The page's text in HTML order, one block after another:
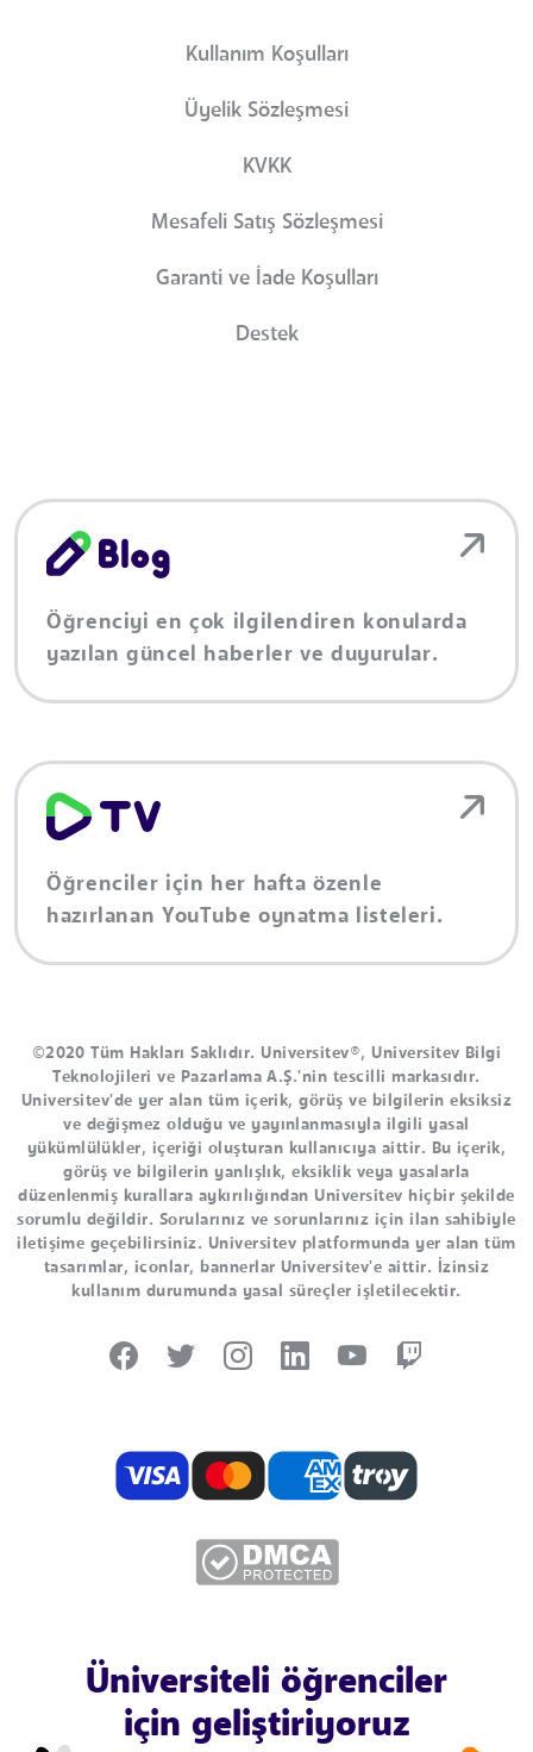
Kullanım Koşulları
Üyelik Sözleşmesi
KVKK
Mesafeli Satış Sözleşmesi
Garanti ve İade Koşulları
Destek
Öğrenciyi en çok ilgilendiren konularda
yazılan güncel haberler ve duyurular.
Öğrenciler için her hafta özenle
hazırlanan YouTube oynatma listeleri.
©2020 Tüm Hakları Saklıdır. Universitev®, Universitev Bilgi
Teknolojileri ve Pazarlama A.Ş.'nin tescilli markasıdır.
Universitev'de yer alan tüm içerik, görüş ve bilgilerin eksiksiz
ve değişmez olduğu ve yayınlanmasıyla ilgili yasal
yükümlülükler, içeriği oluşturan kullanıcıya aittir. Bu içerik,
görüş ve bilgilerin yanlışlık, eksiklik veya yasalarla
düzenlenmiş kurallara aykırılığından Universitev hiçbir şekilde
sorumlu değildir. Sorularınız ve sorunlarınız için ilan sahibiyle
iletişime geçebilirsiniz. Universitev platformunda yer alan tüm
tasarımlar, iconlar, bannerlar Universitev'e aittir. İzinsiz
kullanım durumunda yasal süreçler işletilecektir.
Üniversiteli öğrenciler
için geliştiriyoruz